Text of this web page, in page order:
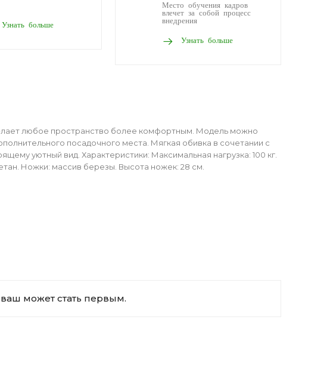
Узнать больше
Место обучения кадров
влечет за собой процесс
внедрения
Узнать больше
любое пространство более комфортным. Модель можно
посадочного места. Мягкая обивка в сочетании с
уютный вид. Характеристики: Максимальная нагрузка: 100 кг.
Ножки: массив березы. Высота ножек: 28 см.
может стать первым.